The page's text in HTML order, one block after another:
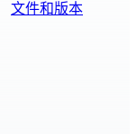
文件和版本